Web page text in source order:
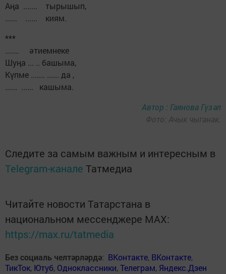
Аңа ....... тырышып,
...... ...... киям.
***
....... әтиемнеке
Шуңа ... .. башыма,
Күпме ....... ...... да ,
...... ...... кашыма.
Автор : Гаянова Гүзәл
Фото: Ачык чыганак.
Следите за самым важным и интересным в
Telegram-канале Татмедиа
Читайте новости Татарстана в
национальном мессенджере MАХ:
https://max.ru/tatmedia
Без социаль челтәрләрдә: ВКонтакте, ВКонтакте,
ТикТок, Ютуб, Одноклассники,Телеграм, Яндекс.Дзен